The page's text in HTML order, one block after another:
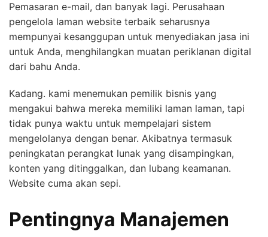
Pemasaran e-mail, dan banyak lagi. Perusahaan
pengelola laman website terbaik seharusnya
mempunyai kesanggupan untuk menyediakan jasa ini
untuk Anda, menghilangkan muatan periklanan digital
dari bahu Anda.
Kadang. kami menemukan pemilik bisnis yang
mengakui bahwa mereka memiliki laman laman, tapi
tidak punya waktu untuk mempelajari sistem
mengelolanya dengan benar. Akibatnya termasuk
peningkatan perangkat lunak yang disampingkan,
konten yang ditinggalkan, dan lubang keamanan.
Website cuma akan sepi.
Pentingnya Manajemen